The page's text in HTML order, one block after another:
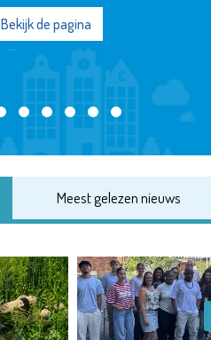
Bekijk de pagina
Meest gelezen nieuws